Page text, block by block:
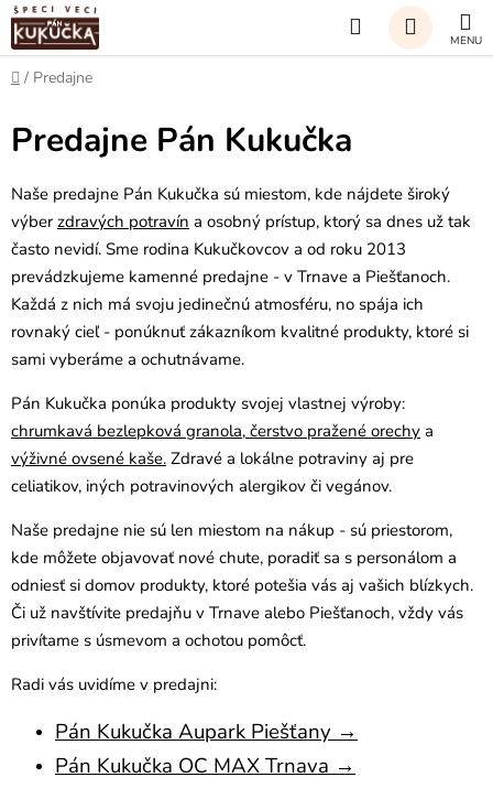
Prejsť
na
obsah
Hľadať
Domov
/ Predajne
Predajne Pán Kukučka
Naše predajne Pán Kukučka sú miestom, kde nájdete široký
výberzdravých potravín a osobný prístup, ktorý sa dnes už tak
často nevidí. Sme rodina Kukučkovcov a od roku 2013
prevádzkujeme kamenné predajne - v Trnave a Piešťanoch.
Každá z nich má svoju jedinečnú atmosféru, no spája ich
rovnaký cieľ - ponúknuť zákazníkom kvalitné produkty, ktoré si
sami vyberáme a ochutnávame.
Pán Kukučka ponúka produkty svojej vlastnej výroby:
chrumkavá bezlepková granola, čerstvo pražené orechy a
výživné ovsené kaše. Zdravé a lokálne potraviny aj pre
celiatikov, iných potravinových alergikov či vegánov.
Naše predajne nie sú len miestom na nákup - sú priestorom,
kde môžete objavovať nové chute, poradiť sa s personálom a
odniesť si domov produkty, ktoré potešia vás aj vašich blízkych.
Či už navštívite predajňu v Trnave alebo Piešťanoch, vždy vás
privítame s úsmevom a ochotou pomôcť.
Radi vás uvidíme v predajni:
Pán Kukučka Aupark Piešťany →
Pán Kukučka OC MAX Trnava →